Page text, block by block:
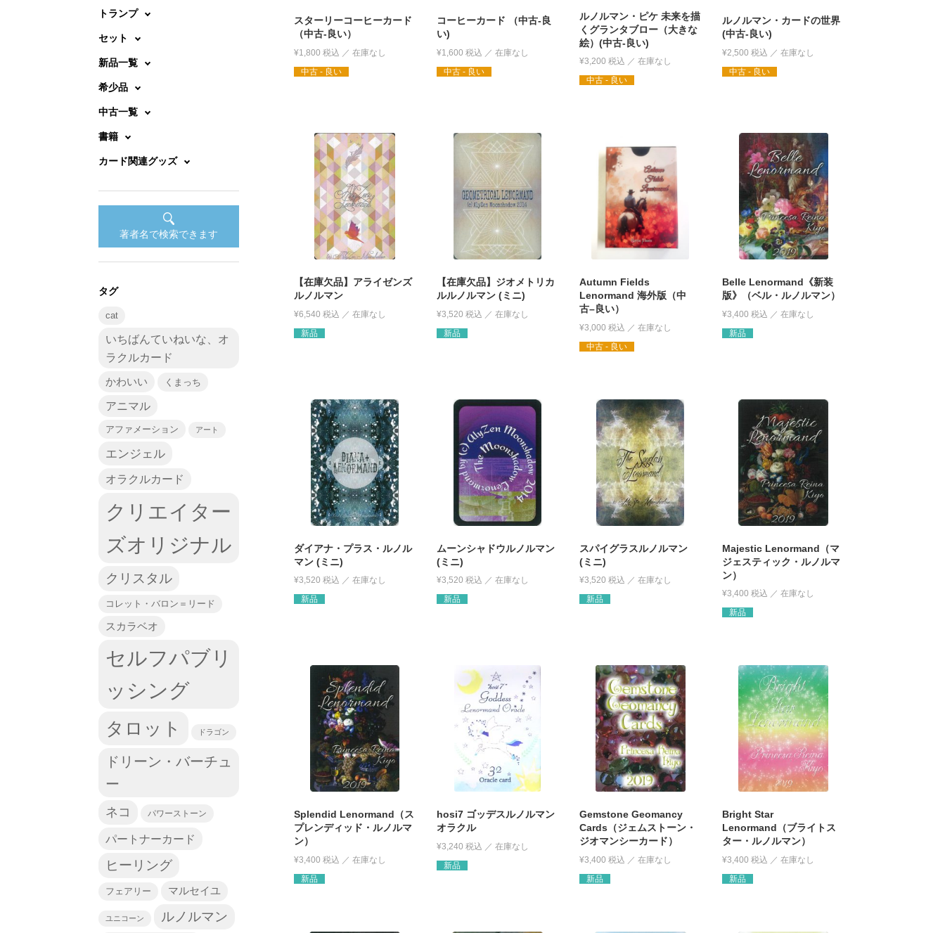
スターリーコーヒーカード
（中古-良い）
¥1,800 税込
中古 - 良い
コーヒーカード （中古-良
い)
¥1,600 税込
中古 - 良い
ルノルマン・ピケ 未来を描
くグランタブロー（大きな
絵）(中古-良い)
¥3,200 税込
中古 - 良い
ルノルマン・カードの世界
(中古-良い)
¥2,500 税込
中古 - 良い
【在庫欠品】アライゼンズ
ルノルマン
¥6,540 税込
新品
【在庫欠品】ジオメトリカ
ルルノルマン (ミニ)
¥3,520 税込
新品
Autumn Fields
Lenormand 海外版（中
古–良い）
¥3,000 税込
中古 - 良い
Belle Lenormand《新装
版》（ベル・ルノルマン）
¥3,400 税込
新品
ダイアナ・プラス・ルノル
マン (ミニ)
¥3,520 税込
新品
ムーンシャドウルノルマン
(ミニ)
¥3,520 税込
新品
スパイグラスルノルマン
(ミニ)
¥3,520 税込
新品
Majestic Lenormand（マ
ジェスティック・ルノルマ
ン）
¥3,400 税込
新品
Splendid Lenormand（ス
プレンディッド・ルノルマ
ン）
¥3,400 税込
新品
hosi7 ゴッデスルノルマン
オラクル
¥3,240 税込
新品
Gemstone Geomancy
Cards（ジェムストーン・
ジオマンシーカード）
¥3,400 税込
新品
Bright Star
Lenormand（ブライトス
ター・ルノルマン）
¥3,400 税込
新品
トランプ
セット
新品一覧
希少品
中古一覧
書籍
カード関連グッズ
著者名で検索できます
タグ
cat
いちばんていねいな、オ
ラクルカード
かわいい くまっち
アニマル
アファメーション アート
エンジェル
オラクルカード
クリエイター
ズオリジナル
クリスタル
コレット・バロン＝リード
スカラベオ
セルフパブリ
ッシング
タロット ドラゴン
ドリーン・バーチュ
ー
ネコ パワーストーン
パートナーカード
ヒーリング
フェアリー マルセイユ
ユニコーン ルノルマン